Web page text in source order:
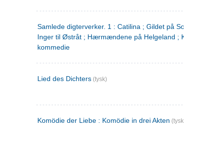
Samlede digterverker. 1 : Catilina ; Gildet på Solhaug ; Fru
Inger til Østråt ; Hærmændene på Helgeland ;
kommedie
Lied des Dichters (tysk)
Komödie der Liebe : Komödie in drei Akten (tysk)